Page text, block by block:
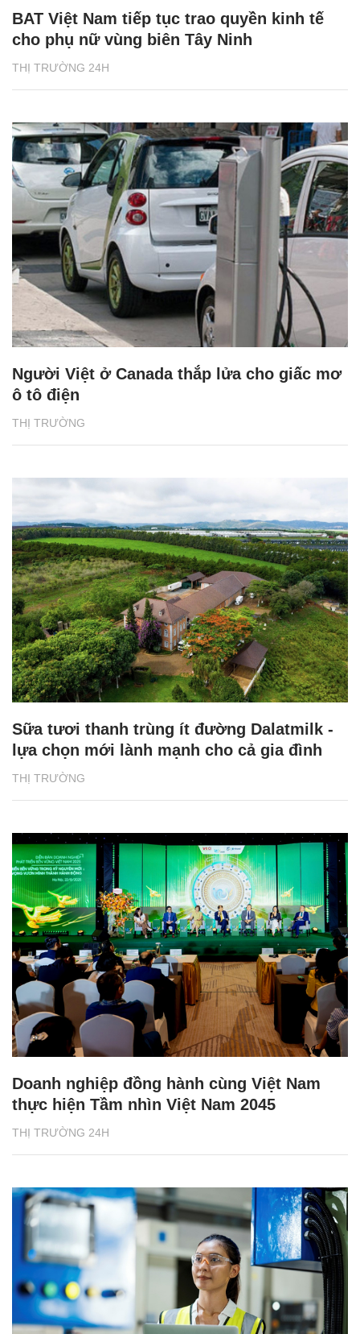
THỊ TRƯỜNG 24H
BAT Việt Nam tiếp tục trao quyền kinh tế
cho phụ nữ vùng biên Tây Ninh
THỊ TRƯỜNG
Người Việt ở Canada thắp lửa cho giấc mơ
ô tô điện
THỊ TRƯỜNG
Sữa tươi thanh trùng ít đường Dalatmilk -
lựa chọn mới lành mạnh cho cả gia đình
THỊ TRƯỜNG 24H
Doanh nghiệp đồng hành cùng Việt Nam
thực hiện Tầm nhìn Việt Nam 2045